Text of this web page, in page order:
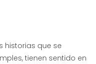
historias que se
tienen sentido en